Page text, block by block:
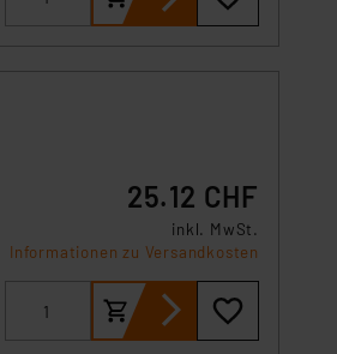
25.12 CHF
inkl. MwSt.
Informationen zu Versandkosten